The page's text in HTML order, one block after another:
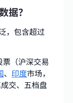
据？
，包含超过
票（沪深交易
、 印度市场，
交、五档盘